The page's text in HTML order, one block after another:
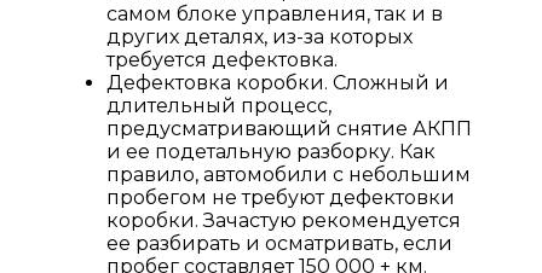
самом блоке управления, так и в
других деталях, из-за которых
требуется дефектовка.
Дефектовка коробки. Сложный и
длительный процесс,
предусматривающий снятие АКПП
и ее подетальную разборку. Как
правило, автомобили с небольшим
пробегом не требуют дефектовки
коробки. Зачастую рекомендуется
ее разбирать и осматривать, если
пробег составляет 150 000 + км.